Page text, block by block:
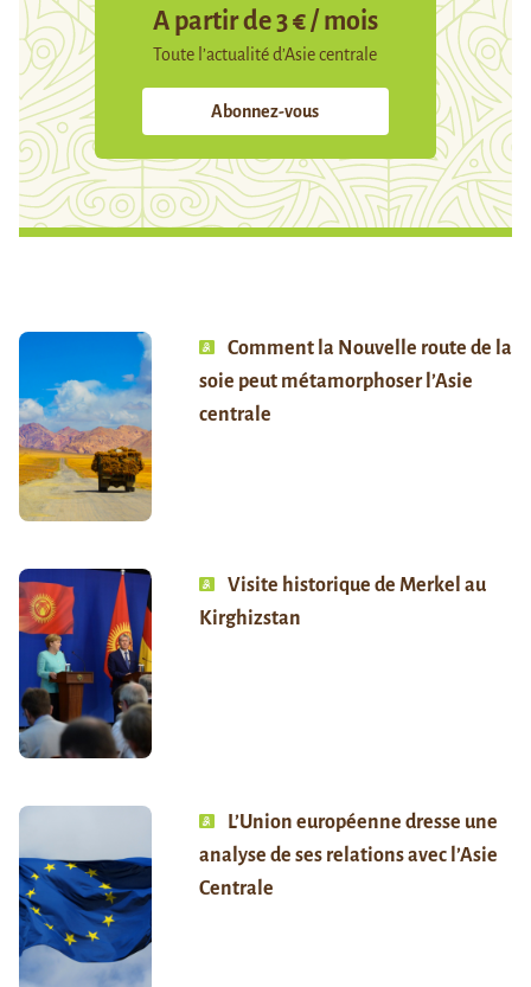
A partir de 3 € / mois
Toute l’actualité d’Asie centrale
Abonnez-vous
Comment la Nouvelle route de la
soie peut métamorphoser l’Asie
centrale
Visite historique de Merkel au
Kirghizstan
L’Union européenne dresse une
analyse de ses relations avec l’Asie
Centrale